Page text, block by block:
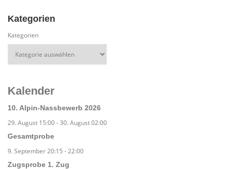
Kategorien
Kategorien
Kalender
10. Alpin-Nassbewerb 2026
29. August 15:00-30. August 02:00
Gesamtprobe
9. September 20:15 -22:00
Zugsprobe 1. Zug